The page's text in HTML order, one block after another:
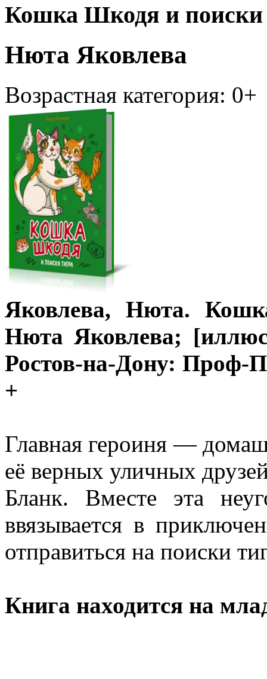
Кошка Шкодя и поиски
Нюта Яковлева
Возрастная категория: 0+
Яковлева, Нюта.
Нюта Яковлева;
Ростов-на-Дону: Проф-
+
Главная героиня —
её верных уличных
Бланк. Вместе эта
ввязывается в
отправиться на поиски
Книга находится на